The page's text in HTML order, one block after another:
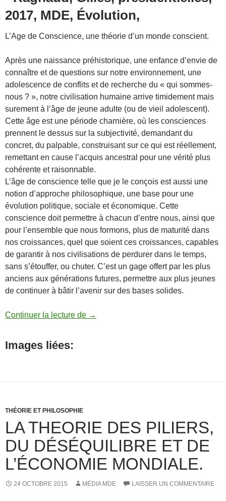
L’Age de Conscience, une théorie d’un monde conscient.
Après une naissance préhistorique, une enfance d’envie de
connaître et de questions sur notre environnement, une
adolescence de conflits et de recherche du « qui sommes-
nous ? », notre civilisation humaine arrive timidement mais
surement à l’âge de jeune adulte (ou de vieil adolescent).
Cette âge est une période charnière, où les consciences
prennent le dessus sur la subjectivité, demandant du
concret, du palpable, construisant sur ce qui est réellement,
remettant en cause l’acquis ancestral pour une vérité plus
cohérente et raisonnable.
L’âge de conscience telle que je le conçois est aussi une
notion d’approche philosophique, une base pour une
évolution politique, sociale et économique. Cette
conscience doit permettre à chacun d’entre nous, ainsi que
pour l’ensemble que nous formons, plus de maturité dans
nos croissances, quel que soient ces croissances, capables
de garantir à nos civilisations de perdurer dans le temps,
sans s’étouffer, ou chuter. C’est un gage offert par les plus
anciens aux générations futures, permettre aux plus jeunes
de continuer à bâtir l’avenir sur des bases solides.
Continuer la lecture de L’Age de Conscience, une théorie
→
Images liées:
THÉORIE ET PHILOSOPHIE
LA THEORIE DES PILIERS,
DU DÉSÉQUILIBRE ET DE
L’ÉCONOMIE MONDIALE.
24 OCTOBRE 2015 MÉDIA MDE LAISSER UN COMMENTAIRE